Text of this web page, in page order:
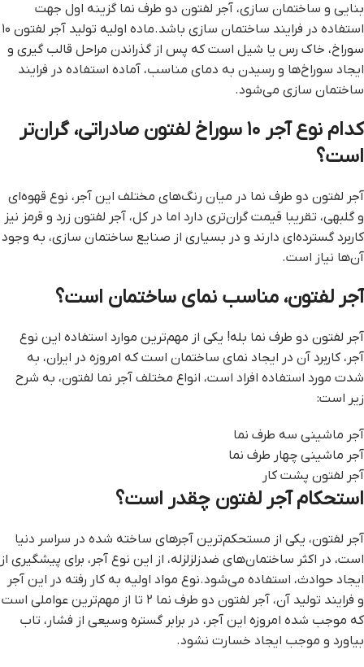
بنایی و ساختمان سازی، آجر لفتون دو طرف نما گزینه اول جهت
استفاده در فرایند ساختمان سازی باشد.ماده اولیه تولید آجر لفتون ۱۰
سوراخ، خاک رس یا شیل است که پس از گذراندن مراحل قالب گیری و
ایجاد سوراخ‌ها و رسیدن به دمای مناسب، آماده استفاده در فرایند
ساختمان سازی می‌شود.
کدام نوع آجر ۱۰ سوراخ لفتون صادراتی، گران‌تر
است؟
آجر لفتون دو طرف نما در میان رنگ‌های مختلف این آجر، نوع قهوه‌ای
و گلبهی، تقریبا قیمت گران‌تری دارد اما در کل، آجر لفتون زرد و قرمز نیز
کاربرد گسترده‌ای دارند و در بسیاری از صنایع ساختمان سازی، به وجود
آن‌ها نیاز است.
آجر لفتون، مناسب نمای ساختمان است؟
آجر لفتون دو طرف نما بله! یکی از مهم‌ترین موارد استفاده این نوع
آجر، کاربرد آن در ایجاد نمای ساختمان است که امروزه در ایران، به
شدت مورد استفاده افراد است، انواع مختلف آجر نما لفتون، به شرح
زیر است:
آجر ماشینی سه طرف نما
آجر ماشینی چهار طرف نما
آجر لفتون پشت کار
استحکام آجر لفتون چقدر است؟
آجر لفتون، یکی از مستحکم‌ترین آجرهای ساخته شده در سراسر دنیا
است، در اکثر ساختمان‌های ضدزلزلزله، از این نوع آجر، برای پیشگیری از
ایجاد حوادث، استفاده می‌شود.نوع مواد اولیه به کار رفته در این آجر
و فرایند تولید آن، آجر لفتون دو طرف نما ۲ تا از مهم‌‌ترین عواملی است
که موجب شده امروزه این آجر، در برابر گستره وسیعی از فشار، تاب
بیاورد و موجب ایجاد خسارت نشود.